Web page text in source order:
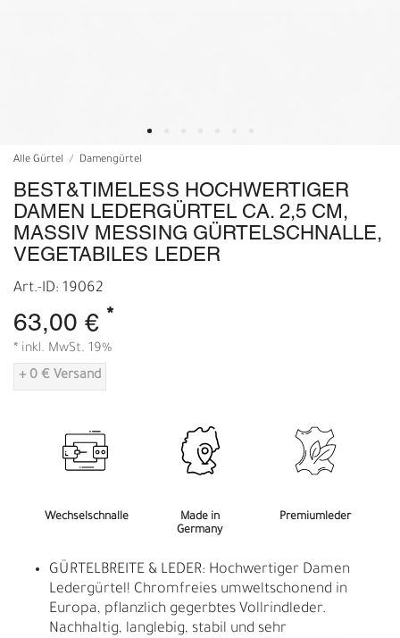
Alle Gürtel Damengürtel
BEST&TIMELESS HOCHWERTIGER
DAMEN LEDERGÜRTEL CA. 2,5 CM,
MASSIV MESSING GÜRTELSCHNALLE,
VEGETABILES LEDER
Art.-ID: 19062
63,00 € *
* inkl. MwSt. 19%
+ 0 € Versand
Wechselschnalle
Made in
Germany
Premiumleder
GÜRTELBREITE & LEDER: Hochwertiger Damen
Ledergürtel! Chromfreies umweltschonend in
Europa, pflanzlich gegerbtes Vollrindleder.
Nachhaltig, langlebig, stabil und sehr